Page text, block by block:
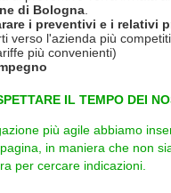
di Bologna.
i preventivi e i relativi
verso l'azienda più
più convenienti)
IL TEMPO DEI
più agile abbiamo
in maniera che non
per cercare indicazioni.